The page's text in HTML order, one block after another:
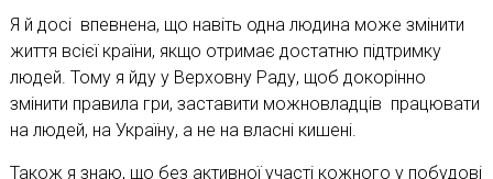
Я й досі впевнена, що навіть одна людина може змінити
життя всієї країни, якщо отримає достатню підтримку
людей. Тому я йду у Верховну Раду, щоб докорінно
змінити правила гри, заставити можновладців працювати
на людей, на Україну, а не на власні кишені.
Також я знаю, що без активної участі кожного у побудові